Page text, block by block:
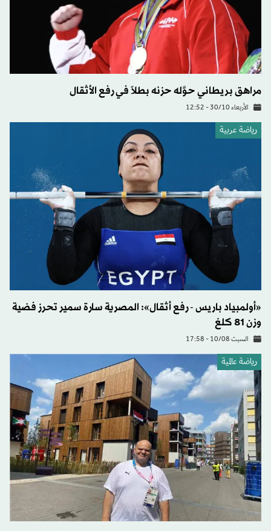
مراهق بريطاني حوَّله حزنه بطلاً في رفع الأثقال
الأربعاء 30/10 - 12:52
رياضة عربية
«أولمبياد باريس - رفع أثقال»: المصرية سارة سمير تحرز فضية
وزن 81 كلغ
السبت 10/08 - 17:58
رياضة عالمية